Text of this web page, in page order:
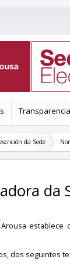
Transparencia
da Sede
da
dos seguintes